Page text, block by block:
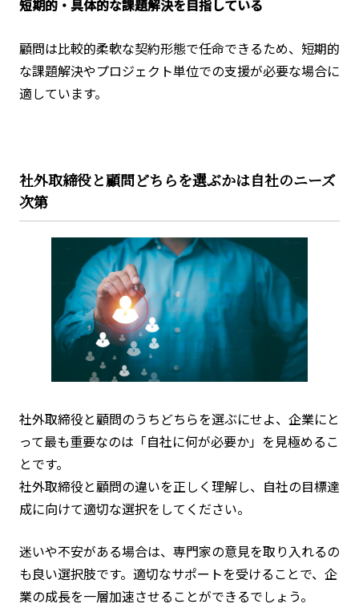
短期的・具体的な課題解決を目指している
顧問は比較的柔軟な契約形態で任命できるため、短期的
な課題解決やプロジェクト単位での支援が必要な場合に
適しています。
社外取締役と顧問どちらを選ぶかは自社のニーズ
次第
社外取締役と顧問のうちどちらを選ぶにせよ、企業にと
って最も重要なのは「自社に何が必要か」を見極めるこ
とです。
社外取締役と顧問の違いを正しく理解し、自社の目標達
成に向けて適切な選択をしてください。
迷いや不安がある場合は、専門家の意見を取り入れるの
も良い選択肢です。適切なサポートを受けることで、企
業の成長を一層加速させることができるでしょう。